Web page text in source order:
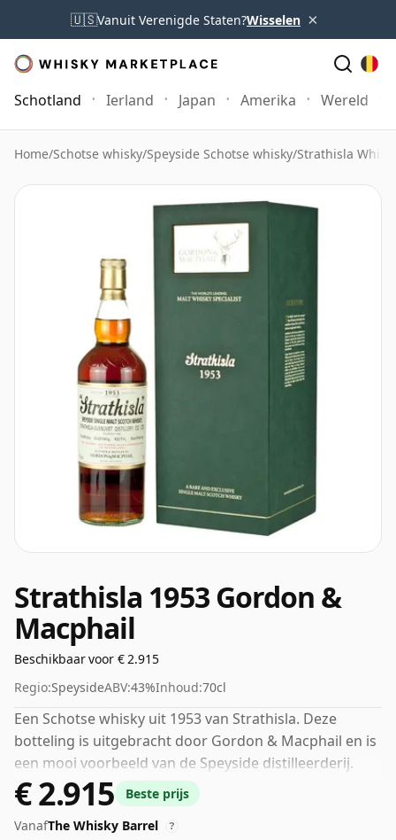
🇺🇸Vanuit Verenigde Staten?Wisselen ×
Schotland Ierland Japan Amerika Wereld
Home/Schotse whisky/Speyside Schotse whisky/Strathisla
Strathisla 1953 Gordon &
Macphail
Beschikbaar voor € 2.915
Regio:SpeysideABV:43%Inhoud:70cl
Een Schotse whisky uit 1953 van Strathisla. Deze
botteling is uitgebracht door Gordon & Macphail en is
een mooi voorbeeld van de Speyside distilleerderij.
43% wordt door velen beschouwd als een goed ABV
voor het ervaren van het 'mondgevoel' en de volle
smaak van whisky.
€ 2.915
Beste prijs
VanafThe Whisky Barrel ?